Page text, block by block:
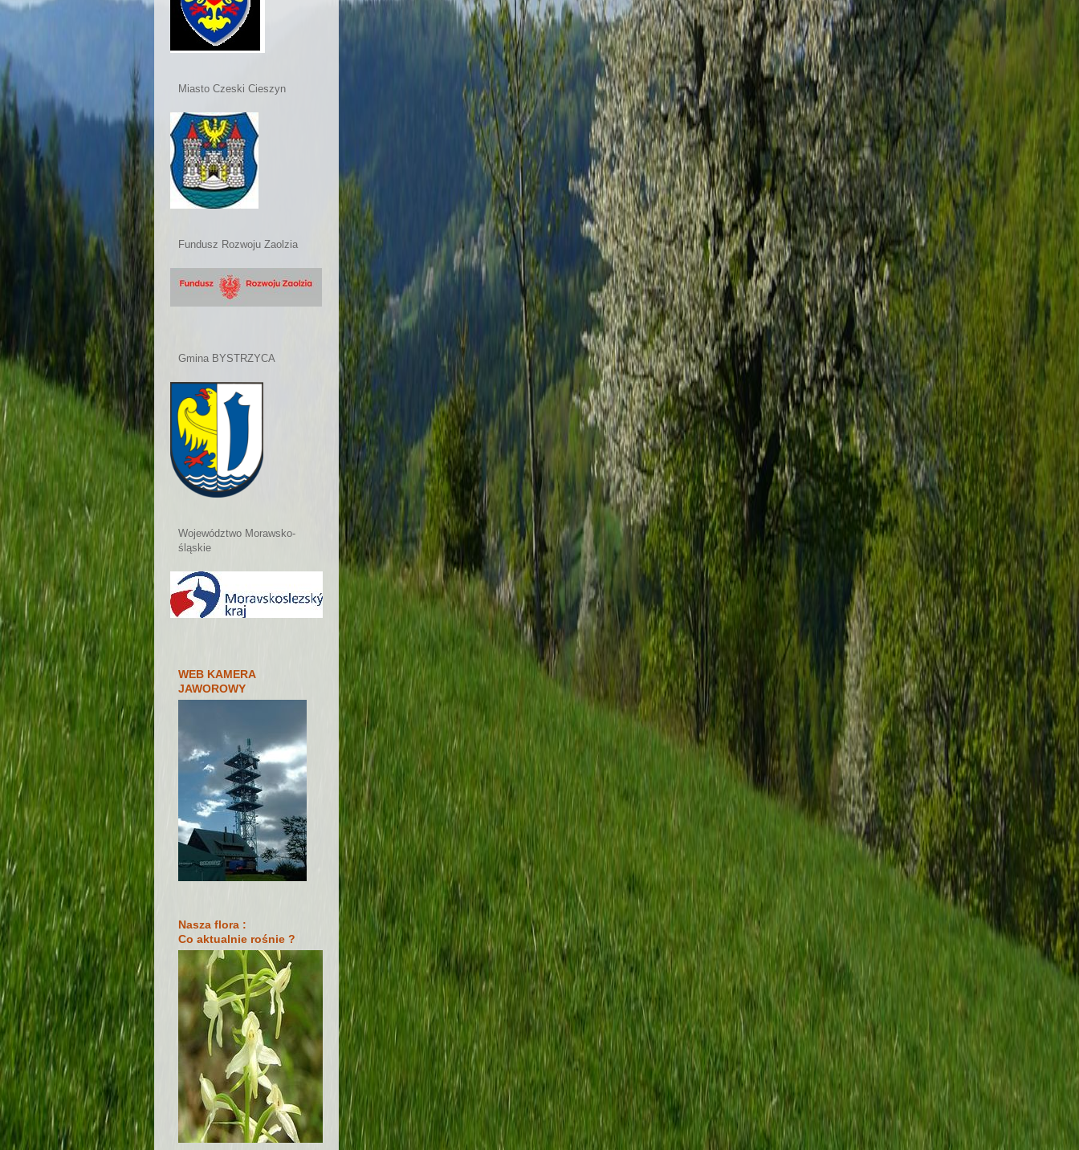
Miasto Czeski Cieszyn
Fundusz Rozwoju Zaolzia
Gmina BYSTRZYCA
Województwo Morawsko-
śląskie
WEB KAMERA
JAWOROWY
Nasza flora :
Co aktualnie rośnie ?